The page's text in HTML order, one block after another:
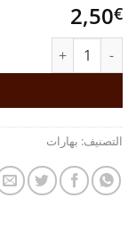
2,50€
كمية دقة كعك عبيدو 50 غرام
التصنيف: بهارات